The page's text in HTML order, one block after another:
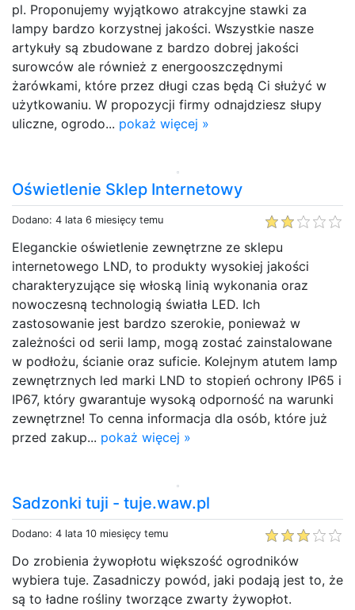
pl. Proponujemy wyjątkowo atrakcyjne stawki za
lampy bardzo korzystnej jakości. Wszystkie nasze
artykuły są zbudowane z bardzo dobrej jakości
surowców ale również z energooszczędnymi
żarówkami, które przez długi czas będą Ci służyć w
użytkowaniu. W propozycji firmy odnajdziesz słupy
uliczne, ogrodo... pokaż więcej »
Oświetlenie Sklep Internetowy
Dodano: 4 lata 6 miesięcy temu
Eleganckie oświetlenie zewnętrzne ze sklepu
internetowego LND, to produkty wysokiej jakości
charakteryzujące się włoską linią wykonania oraz
nowoczesną technologią światła LED. Ich
zastosowanie jest bardzo szerokie, ponieważ w
zależności od serii lamp, mogą zostać zainstalowane
w podłożu, ścianie oraz suficie. Kolejnym atutem lamp
zewnętrznych led marki LND to stopień ochrony IP65 i
IP67, który gwarantuje wysoką odporność na warunki
zewnętrzne! To cenna informacja dla osób, które już
przed zakup... pokaż więcej »
Sadzonki tuji - tuje.waw.pl
Dodano: 4 lata 10 miesięcy temu
Do zrobienia żywopłotu większość ogrodników
wybiera tuje. Zasadniczy powód, jaki podają jest to, że
są to ładne rośliny tworzące zwarty żywopłot.